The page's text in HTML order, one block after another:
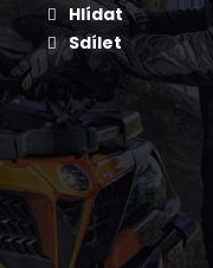
Hlídat
Sdílet